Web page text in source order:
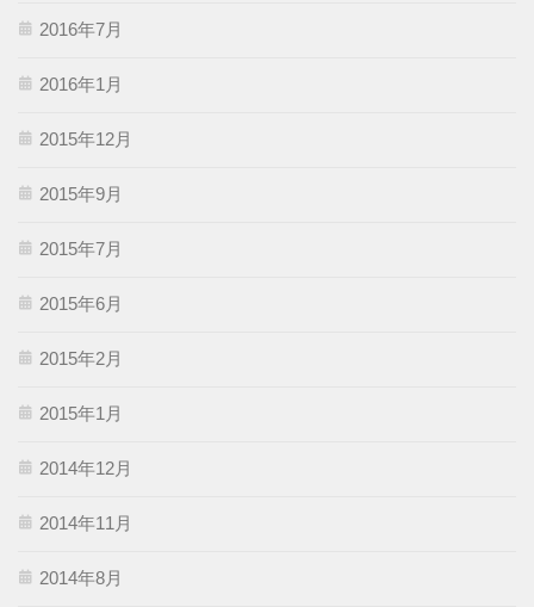
2016年7月
2016年1月
2015年12月
2015年9月
2015年7月
2015年6月
2015年2月
2015年1月
2014年12月
2014年11月
2014年8月